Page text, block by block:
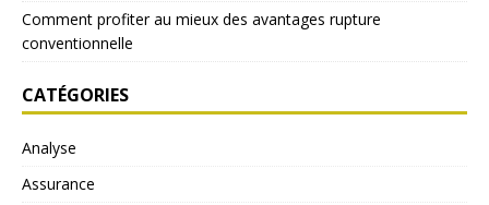
Comment profiter au mieux des avantages rupture
conventionnelle
CATÉGORIES
Analyse
Assurance